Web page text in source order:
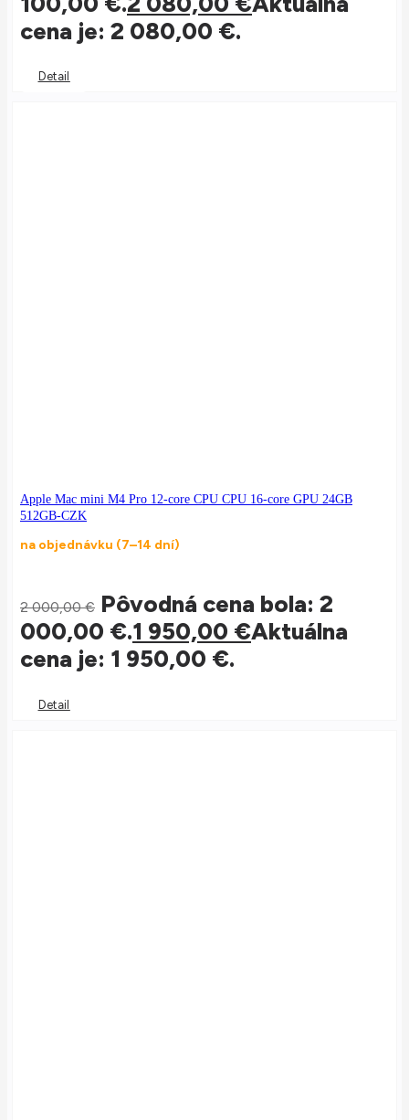
cena je: 2 080,00 €.
Detail
Apple Mac mini M4 Pro 12-core CPU CPU 16-core GPU 24GB
512GB-CZK
na objednávku (7–14 dní)
2 000,00€ Pôvodná cena bola: 2
000,00 €.1 950,00 €Aktuálna
cena je: 1 950,00 €.
Detail